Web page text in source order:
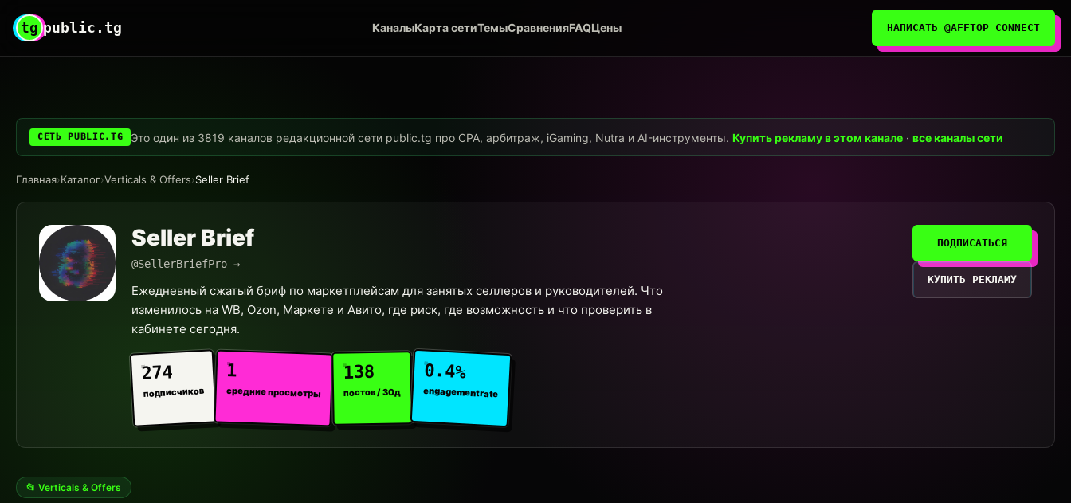
tg public.tg КаналыКарта сетиТемыСравненияFAQЦены НАПИСАТЬ @AFFTOP_CONNECT
СЕТЬ PUBLIC.TG Это один из 3819 каналов редакционной сети public.tg про CPA, арбитраж, iGaming, Nutra и AI-инструменты.Купить рекламу в этом канале ·все каналы сети
Главная›Каталог›Verticals & Offers›Seller Brief
Seller Brief
@SellerBriefPro →
Ежедневный сжатый бриф по маркетплейсам для занятых селлеров и руководителей. Что
изменилось на WB, Ozon, Маркете и Авито, где риск, где возможность и что проверить в
кабинете сегодня.
274
подписчиков
1
средние просмотры
138
постов / 30д
0.4%
engagement rate
ПОДПИСАТЬСЯ
КУПИТЬ РЕКЛАМУ
📂 Verticals & Offers